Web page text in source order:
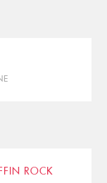
ROCK